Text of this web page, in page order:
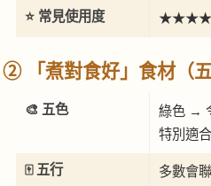
⭐ 常見使用度 ★★★★☆
② 「煮對食好」食材（
🎨 五色
綠色 →
特別適
🀄 五行
多數會